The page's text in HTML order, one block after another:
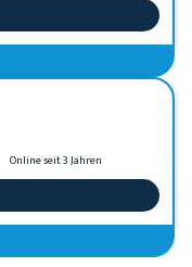
Online seit 3 Jahren